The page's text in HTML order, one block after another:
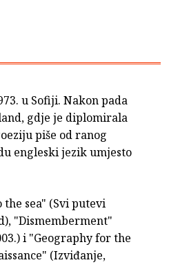
u Sofiji. Nakon pada
gdje je diplomirala
piše od ranog
engleski jezik umjesto
sea" (Svi putevi
"Dismemberment"
i "Geography for the
(Izviđanje,